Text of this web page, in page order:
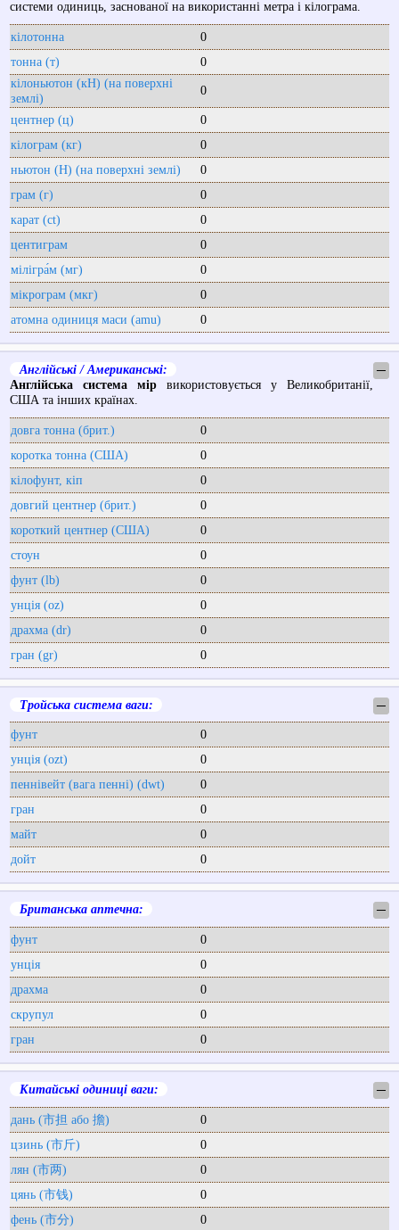
системи одиниць, заснованої на використанні метра і кілограма.
кілотонна
0
тонна (т)
0
кілоньютон (кН) (на поверхні
землі)
0
центнер (ц)
0
кілограм (кг)
0
ньютон (Н) (на поверхні землі)
0
грам (г)
0
карат (ct)
0
центиграм
0
мілігра́м (мг)
0
мікрограм (мкг)
0
атомна одиниця маси (amu)
0
Англійські / Американські:
─
Англійська система мірвикористовується у Великобританії,
США та інших країнах.
довга тонна (брит.)
0
коротка тонна (США)
0
кілофунт, кіп
0
довгий центнер (брит.)
0
короткий центнер (США)
0
стоун
0
фунт (lb)
0
унція (oz)
0
драхма (dr)
0
гран (gr)
0
Тройська система ваги: ─
фунт
0
унція (ozt)
0
пеннівейт (вага пенні) (dwt)
0
гран
0
майт
0
дойт
0
Британська аптечна: ─
фунт
0
унція
0
драхма
0
скрупул
0
гран
0
Китайські одиниці ваги: ─
дань (市担 або 擔)
0
цзинь (市斤)
0
лян (市两)
0
цянь (市钱)
0
фень (市分)
0